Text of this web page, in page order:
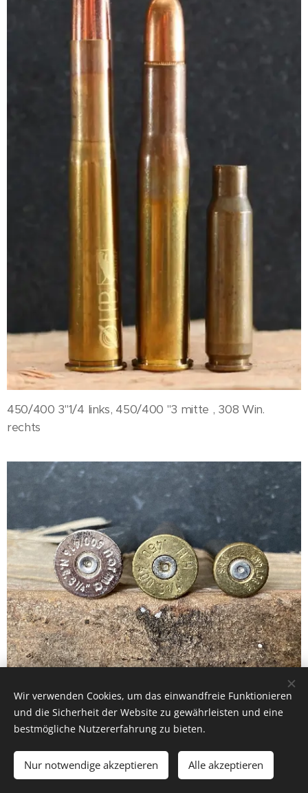
450/400 3"1/4 links, 450/400 "3 mitte , 308 Win.
rechts
Links: 500/416 N.E., Mitte: 450/400 3"1/4 N.E., Rechts:
9,3x74R
Wir verwenden Cookies, um das einwandfreie Funktionieren
und die Sicherheit der Website zu gewährleisten und eine
bestmögliche Nutzererfahrung zu bieten.
Nur notwendige akzeptieren Alle akzeptieren